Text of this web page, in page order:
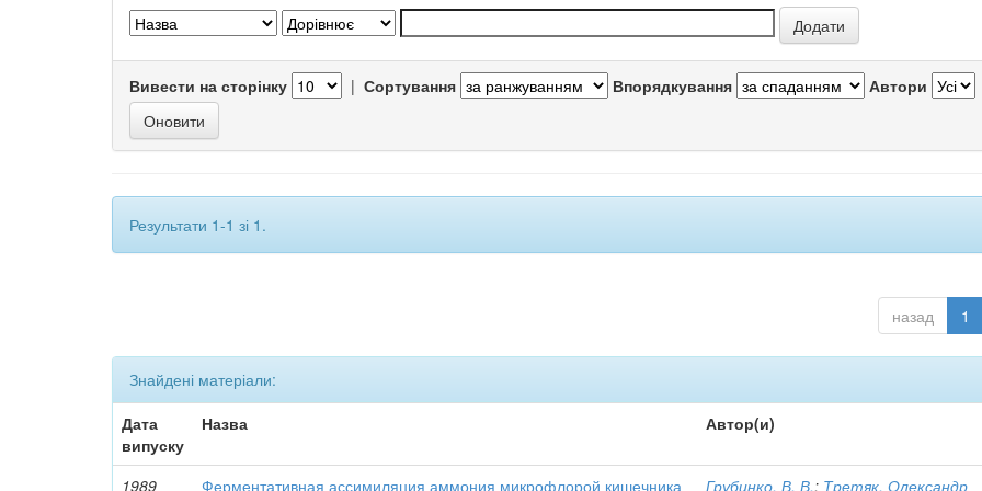
Вивести на сторінку | Сортування Впорядкування Автори
Результати 1-1 зі 1.
назад 1
Знайдені матеріали:
Дата
випуску
Назва Автор(и)
1989 Ферментативная ассимиляция аммония микрофлорой кишечника Грубинко, В. В.; Третяк, Олександр